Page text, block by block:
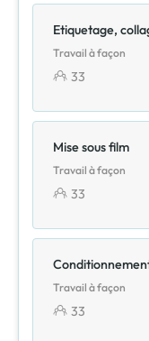
Etiquetage,
Travail à façon
33
Mise sous film
Travail à façon
33
Travail à façon
33